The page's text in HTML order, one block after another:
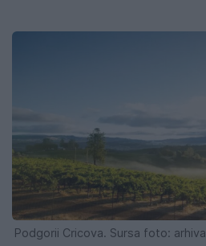
Podgorii Cricova. Sursa foto: